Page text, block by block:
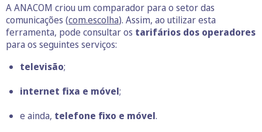
A ANACOM criou um comparador para o setor das
comunicações (com.escolha). Assim, ao utilizar esta
ferramenta, pode consultar os tarifários dos operadores
para os seguintes serviços:
televisão;
internet fixa e móvel;
e ainda, telefone fixo e móvel.